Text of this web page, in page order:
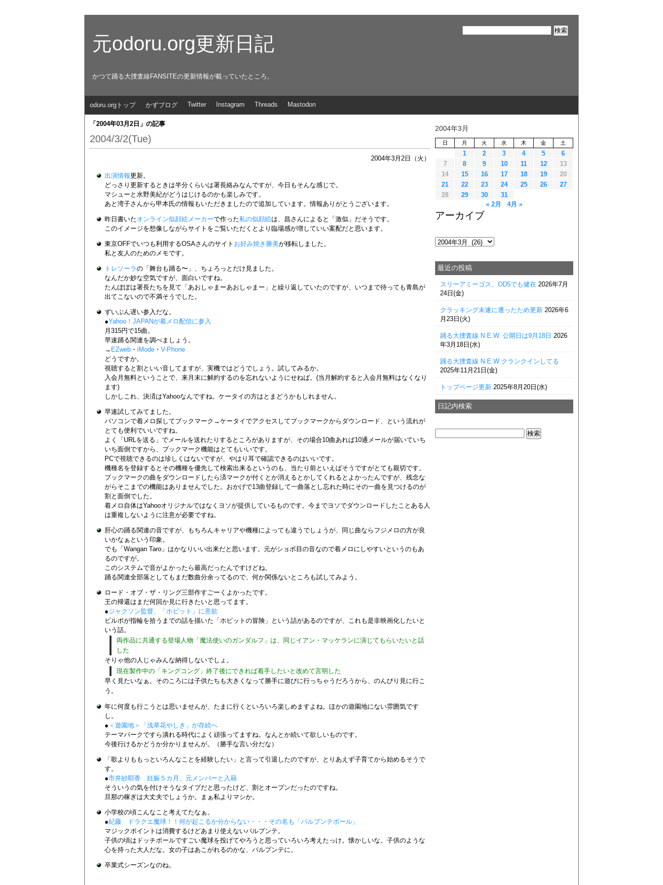
元odoru.org更新日記
かつて踊る大捜査線FANSITEの更新情報が載っていたところ。
odoru.orgトップ かずブログ Twitter Instagram Threads Mastodon
「2004年03月2日」の記事
2004/3/2(Tue)
2004年3月2日（火）
出演情報更新。
どっさり更新するときは半分くらいは署長絡みなんですが、今日もそんな感じで。
マシューと水野美紀がどうはじけるのかも楽しみです。
あと湾子さんから甲本氏の情報もいただきましたので追加しています。情報ありがとうございます。
昨日書いたオンライン似顔絵メーカーで作った私の似顔絵は、昌さんによると「激似」だそうです。
このイメージを想像しながらサイトをご覧いただくとより臨場感が増していい案配だと思います。
東京OFFでいつも利用するOSAさんのサイト お好み焼き勝美が移転しました。
私と友人のためのメモです。
トレソーラの「舞台も踊る〜」、ちょろっとだけ見ました。
なんだか妙な空気ですが、面白いですね。
たんぽぽは署長たちを見て「あおしゃまーあおしゃまー」と繰り返していたのですが、いつまで待っても青島が
出てこないので不満そうでした。
ずいぶん遅い参入だな。
●Yahoo！JAPANが着メロ配信に参入
月315円で15曲。
早速踊る関連を調べましょう。
→ EZweb ・ iMode ・ V-Phone
どうですか。
視聴すると割といい音してますが、実機ではどうでしょう。試してみるか。
入会月無料ということで、来月末に解約するのを忘れないようにせねば。(当月解約すると入会月無料はなくなり
ます)
しかしこれ、決済はYahooなんですね。ケータイの方はとまどうかもしれません。
早速試してみてました。
パソコンで着メロ探してブックマーク→ケータイでアクセスしてブックマークからダウンロード、という流れが
とても便利でいいですね。
よく「URLを送る」でメールを送れたりするところがありますが、その場合10曲あれば10通メールが届いていち
いち面倒ですから、ブックマーク機能はとてもいいです。
PCで視聴できるのは珍しくはないですが、やはり耳で確認できるのはいいです。
機種名を登録するとその機種を優先して検索出来るというのも、当たり前といえばそうですがとても親切です。
ブックマークの曲をダウンロードしたら済マークが付くとか消えるとかしてくれるとよかったんですが、残念な
がらそこまでの機能はありませんでした。おかげで13曲登録して一曲落とし忘れた時にその一曲を見つけるのが
割と面倒でした。
着メロ自体はYahooオリジナルではなくヨソが提供しているものです。今までヨソでダウンロードしたことある人
は重複しないように注意が必要ですね。
肝心の踊る関連の音ですが、もちろんキャリアや機種によっても違うでしょうが、同じ曲ならフジメロの方が良
いかなぁという印象。
でも「Wangan Taro」はかなりいい出来だと思います。元がショボ目の音なので着メロにしやすいというのもあ
るのですが。
このシステムで音がよかったら最高だったんですけどね。
踊る関連全部落としてもまだ数曲分余ってるので、何か関係ないところも試してみよう。
ロード・オブ・ザ・リング三部作すごーくよかったです。
王の帰還はまだ何回か見に行きたいと思ってます。
●ジャクソン監督、「ホビット」に意欲
ビルボが指輪を拾うまでの話を描いた「ホビットの冒険」という話があるのですが、これも是非映画化したいと
いう話。
両作品に共通する登場人物「魔法使いのガンダルフ」は、同じイアン・マッケランに演じてもらいたいと話
した
そりゃ他の人じゃみんな納得しないでしょ。
現在製作中の「キングコング」終了後にできれば着手したいと改めて言明した
早く見たいなぁ。そのころには子供たちも大きくなって勝手に遊びに行っちゃうだろうから、のんびり見に行こ
う。
年に何度も行こうとは思いませんが、たまに行くといろいろ楽しめますよね。ほかの遊園地にない雰囲気です
し。
● ＜遊園地＞「浅草花やしき」が存続へ
テーマパークですら潰れる時代によく頑張ってますね。なんとか続いて欲しいものです。
今後行けるかどうか分かりませんが。（勝手な言い分だな）
「歌よりももっといろんなことを経験したい」と言って引退したのですが、とりあえず子育てから始めるそうで
す。
●市井紗耶香 妊娠５カ月、元メンバーと入籍
そういうの気を付けそうなタイプだと思ったけど、割とオープンだったのですね。
旦那の稼ぎは大丈夫でしょうか。まぁ私よりマシか。
小学校の頃こんなこと考えてたなぁ。
●紀藤 ドラクエ魔球！！何が起こるか分からない・・・その名も「パルプンテボール」
マジックポイントは消費するけどあまり使えないパルプンテ。
子供の頃はドッチボールですごい魔球を投げてやろうと思っていろいろ考えたっけ。懐かしいな。子供のような
心を持った大人だな。女の子はあこがれるのかな、パルプンテに。
卒業式シーズンなのね。
2004年3月
日 月 火 水 木 金 土
1 2 3 4 5
6
7
8 9 10 11 12
13
14
15 16 17 18 19
20
21
22 23 24 25 26
27
28
29 30
31
« 2月
4月 »
アーカイブ
最近の投稿
スリーアミーゴス、OD5でも健在 2026年7月
24日(金)
クラッキング未遂に遭ったため更新 2026年6
月23日(火)
踊る大捜査線 N.E.W. 公開日は9月18日 2026
年3月18日(水)
踊る大捜査線 N.E.W クランクインしてる
2025年11月21日(金)
トップページ更新 2025年8月20日(水)
日記内検索